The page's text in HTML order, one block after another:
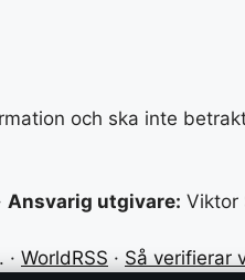
och ska inte
Ansvarig utgivare: Viktor
WorldRSS · Så verifierar